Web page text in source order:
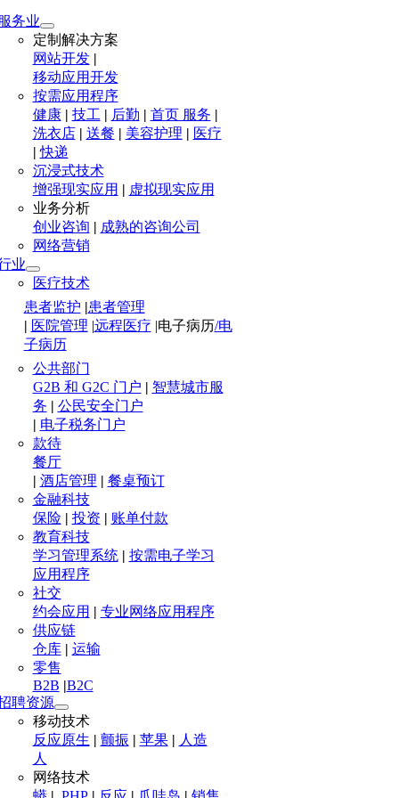
务业
定制解决方案
网站开发|
移动应用开发
按需应用程序
健康| 技工| 后勤 | 首页 服务 |
洗衣店 | 送餐 | 美容护理 | 医疗
|快递
沉浸式技术
增强现实应用 | 虚拟现实应用
业务分析
创业咨询 | 成熟的咨询公司
网络营销
业
医疗技术
患者监护 |患者管理
| 医院管理 |远程医疗 |电子病历/电
子病历
公共部门
G2B 和 G2C 门户 | 智慧城市服
务 | 公民安全门户
| 电子税务门户
款待
餐厅
| 酒店管理 | 餐桌预订
金融科技
保险| 投资 | 账单付款
教育科技
学习管理系统 | 按需电子学习
应用程序
社交
约会应用 | 专业网络应用程序
供应链
仓库| 运输
零售
B2B |B2C
聘资源
移动技术
反应原生 | 颤振 | 苹果| 人造
人
网络技术